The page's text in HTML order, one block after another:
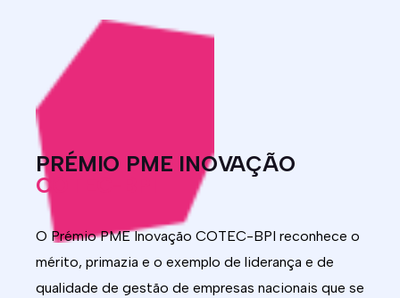
PRÉMIO PME INOVAÇÃO
COTEC-BPI
O Prémio PME Inovação COTEC-BPI reconhece o
mérito, primazia e o exemplo de liderança e de
qualidade de gestão de empresas nacionais que se